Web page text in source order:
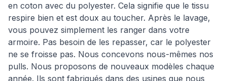
en coton avec du polyester. Cela signifie que le tissu
respire bien et est doux au toucher. Après le lavage,
vous pouvez simplement les ranger dans votre
armoire. Pas besoin de les repasser, car le polyester
ne se froisse pas. Nous concevons nous-mêmes nos
pulls. Nous proposons de nouveaux modèles chaque
année. Ils sont fabriqués dans des usines que nous